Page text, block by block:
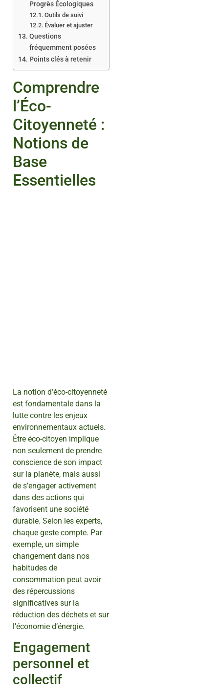
Progrès Écologiques
Outils de suivi
Évaluer et ajuster
Questions
fréquemment posées
Points clés à retenir
Comprendre
l’Éco-
Citoyenneté :
Notions de
Base
Essentielles
La notion d’éco-citoyenneté
est fondamentale dans la
lutte contre les enjeux
environnementaux actuels.
Être éco-citoyen implique
non seulement de prendre
conscience de son impact
sur la planète, mais aussi
de s’engager activement
dans des actions qui
favorisent une société
durable. Selon les experts,
chaque geste compte. Par
exemple, un simple
changement dans nos
habitudes de
consommation peut avoir
des répercussions
significatives sur la
réduction des déchets et sur
l’économie d’énergie.
Engagement
personnel et
collectif